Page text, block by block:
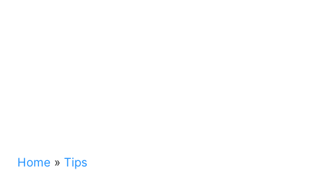
Home » Tips